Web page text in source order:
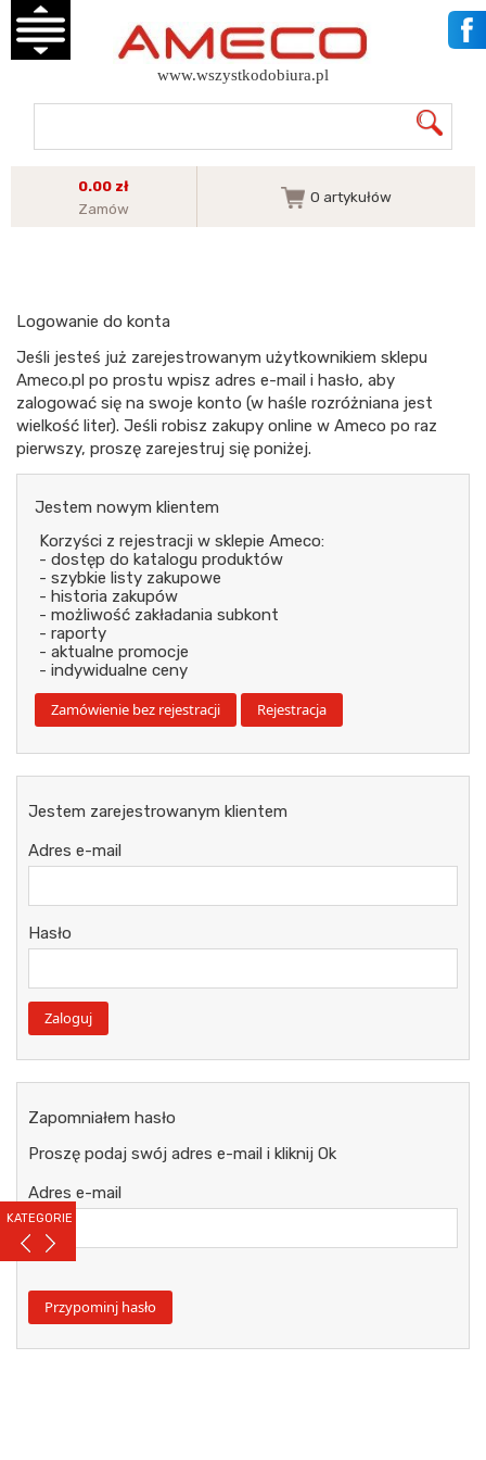
KATEGORIE
www.wszystkodobiura.pl
0.00 zł
Zamów
0 artykułów
Logowanie do konta
Jeśli jesteś już zarejestrowanym użytkownikiem sklepu
Ameco.pl po prostu wpisz adres e-mail i hasło, aby
zalogować się na swoje konto (w haśle rozróżniana jest
wielkość liter). Jeśli robisz zakupy online w Ameco po raz
pierwszy, proszę zarejestruj się poniżej.
Jestem nowym klientem
Korzyści z rejestracji w sklepie Ameco:
- dostęp do katalogu produktów
- szybkie listy zakupowe
- historia zakupów
- możliwość zakładania subkont
- raporty
- aktualne promocje
- indywidualne ceny
Jestem zarejestrowanym klientem
Adres e-mail
Hasło
Zapomniałem hasło
Proszę podaj swój adres e-mail i kliknij Ok
Adres e-mail